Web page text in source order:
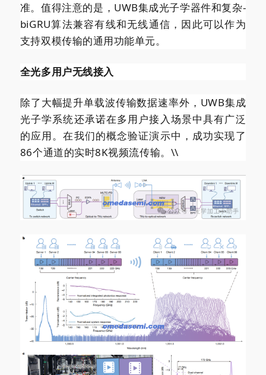
准。值得注意的是，UWB集成光子学器件和复杂-
biGRU算法兼容有线和无线通信，因此可以作为
支持双模传输的通用功能单元。
全光多用户无线接入
除了大幅提升单载波传输数据速率外，UWB集成
光子学系统还承诺在多用户接入场景中具有广泛
的应用。在我们的概念验证演示中，成功实现了
86个通道的实时8K视频流传输。\\